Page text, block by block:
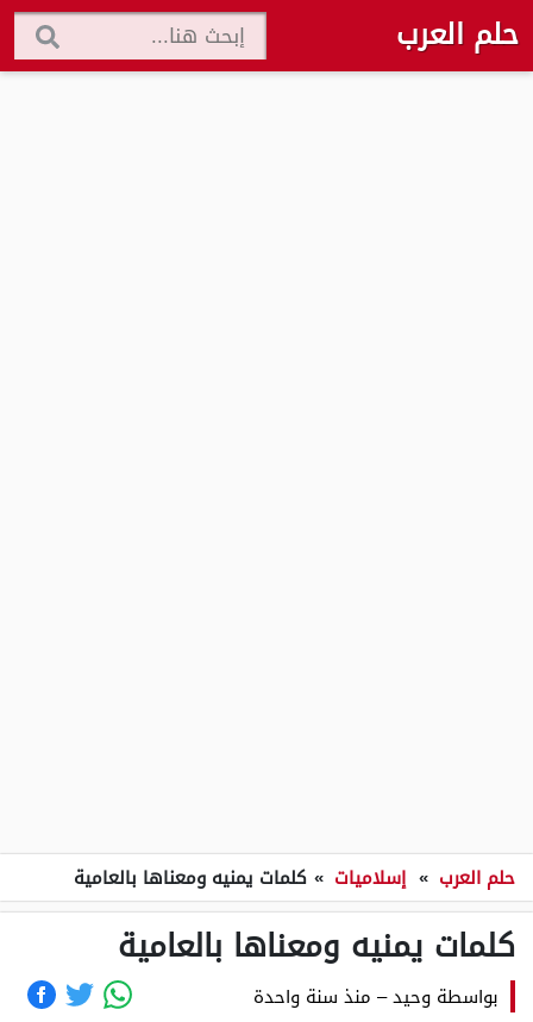
حلم العرب
حلم العرب » إسلاميات » كلمات يمنيه ومعناها بالعامية
كلمات يمنيه ومعناها بالعامية
بواسطة وحيد– منذ سنة واحدة